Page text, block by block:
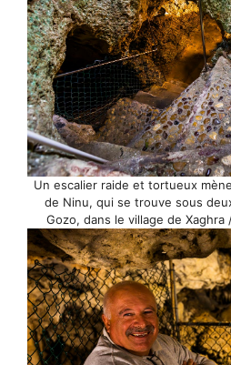
Un escalier raide et tortueux
de Ninu, qui se trouve sous
Gozo, dans le village de